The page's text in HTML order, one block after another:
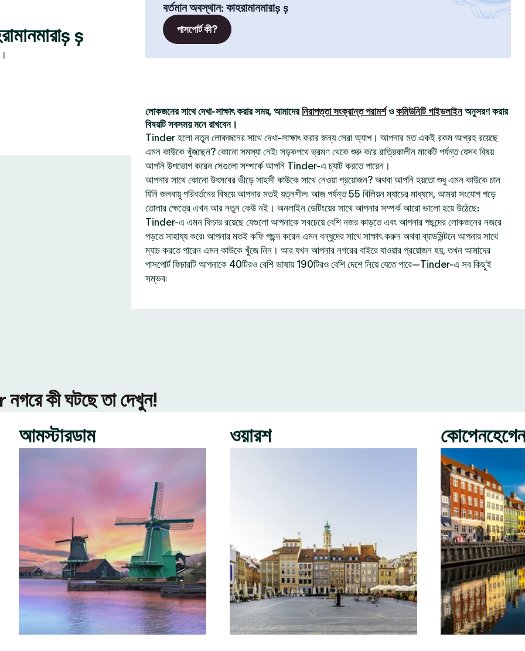
ş
বর্তমান অবস্থান: কাহরামানমারাş ş
পাসপোর্ট কী?
লোকজনের সাথে দেখা-সাক্ষাৎ করার সময়, আমাদেরনিরাপত্তা সংক্রান্ত পরামর্শওকমিউনিটি গাইডলাইনঅনুসরণ করার
বিষয়টি সবসময় মনে রাখবেন।
Tinder হলো নতুন লোকজনের সাথে দেখা-সাক্ষাৎ করার জন্য সেরা অ্যাপ। আপনার মত একই রকম আগ্রহ রয়েছে
এমন কাউকে খুঁজছেন? কোনো সমস্যা নেই৷ সড়কপথে ভ্রমণ থেকে শুরু করে রাত্রিকালীন মার্কেট পর্যন্ত যেসব বিষয়
আপনি উপভোগ করেন সেগুলো সম্পর্কে আপনি Tinder-এ চ্যাট করতে পারেন।
আপনার সাথে কোনো উৎসবের ভীড়ে সাহসী কাউকে সাথে নেওয়া প্রয়োজন? অথবা আপনি হয়তো শুধু এমন কাউকে চান
যিনি জলবায়ু পরিবর্তনের বিষয়ে আপনার মতই যত্নশীল৷ আজ পর্যন্ত 55 বিলিয়ন ম্যাচের মাধ্যমে, আমরা সংযোগ গড়ে
তোলার ক্ষেত্রে এখন আর নতুন কেউ নই। অনলাইন ডেটিংয়ের সাথে আপনার সম্পর্ক আরো ভালো হয়ে উঠেছে:
Tinder-এ এমন ফিচার রয়েছে যেগুলো আপনাকে সবচেয়ে বেশি নজর কাড়তে এবং আপনার পছন্দের লোকজনের নজরে
পড়তে সাহায্য করে৷ আপনার মতই কফি পছন্দ করেন এমন বন্ধুদের সাথে সাক্ষাৎ করুন অথবা ব্যাডমিন্টনে আপনার সাথে
ম্যাচ করতে পারেন এমন কাউকে খুঁজে নিন। আর যখন আপনার নগরের বাইরে যাওয়ার প্রয়োজন হয়, তখন আমাদের
পাসপোর্ট ফিচারটি আপনাকে 40টিরও বেশি ভাষায় 190টিরও বেশি দেশে নিয়ে যেতে পারে—Tinder-এ সব কিছুই
সম্ভব৷
কী ঘটছে তা দেখুন!
আমস্টারডাম
ওয়ারশ কোপেনহেগেন